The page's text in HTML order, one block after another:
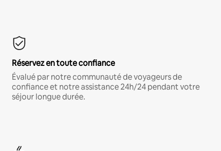
Réservez en toute confiance
Évalué par notre communauté de voyageurs de
confiance et notre assistance 24h/24 pendant votre
séjour longue durée.